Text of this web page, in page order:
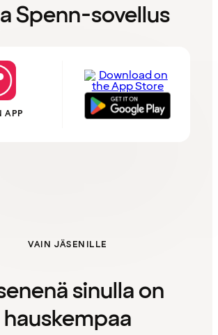
Spenn-sovellus
APP
VAIN JÄSENILLE
sinulla on
hauskempaa